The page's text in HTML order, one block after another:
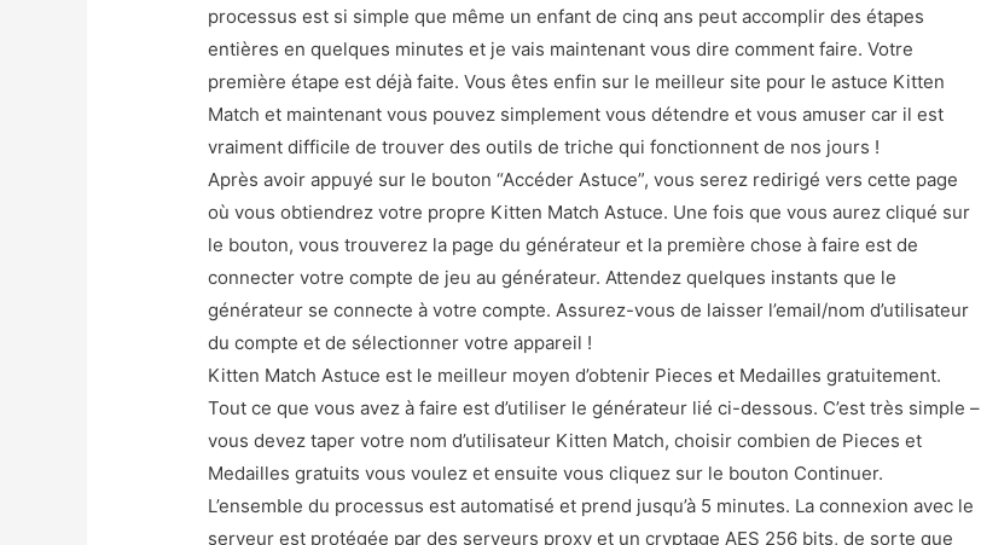
processus est si simple que même un enfant de cinq ans peut accomplir des étapes
entières en quelques minutes et je vais maintenant vous dire comment faire. Votre
première étape est déjà faite. Vous êtes enfin sur le meilleur site pour le astuce Kitten
Match et maintenant vous pouvez simplement vous détendre et vous amuser car il est
vraiment difficile de trouver des outils de triche qui fonctionnent de nos jours !
Après avoir appuyé sur le bouton “Accéder Astuce”, vous serez redirigé vers cette page
où vous obtiendrez votre propre Kitten Match Astuce. Une fois que vous aurez cliqué sur
le bouton, vous trouverez la page du générateur et la première chose à faire est de
connecter votre compte de jeu au générateur. Attendez quelques instants que le
générateur se connecte à votre compte. Assurez-vous de laisser l’email/nom d’utilisateur
du compte et de sélectionner votre appareil !
Kitten Match Astuce est le meilleur moyen d’obtenir Pieces et Medailles gratuitement.
Tout ce que vous avez à faire est d’utiliser le générateur lié ci-dessous. C’est très simple –
vous devez taper votre nom d’utilisateur Kitten Match, choisir combien de Pieces et
Medailles gratuits vous voulez et ensuite vous cliquez sur le bouton Continuer.
L’ensemble du processus est automatisé et prend jusqu’à 5 minutes. La connexion avec le
serveur est protégée par des serveurs proxy et un cryptage AES 256 bits, de sorte que